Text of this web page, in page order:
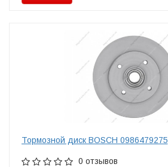
Тормозной диск BOSCH 0986479275
0 отзывов